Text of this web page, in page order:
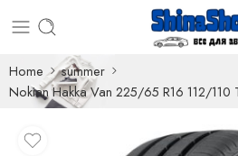
Home
summer
Nokian Hakka Van 225/65 R16 112/110